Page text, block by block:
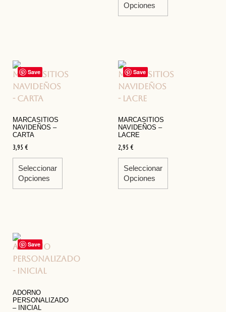
Opciones
Save
MARCASITIOS
NAVIDEÑOS –
CARTA
3,95 €
Seleccionar
Opciones
Save
MARCASITIOS
NAVIDEÑOS –
LACRE
2,95 €
Seleccionar
Opciones
Save
ADORNO
PERSONALIZADO
– INICIAL